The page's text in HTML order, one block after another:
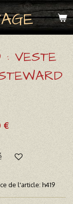
: VESTE
€
de l'article: h419